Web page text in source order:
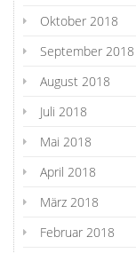
Oktober 2018
September 2018
August 2018
Juli 2018
Mai 2018
April 2018
März 2018
Februar 2018